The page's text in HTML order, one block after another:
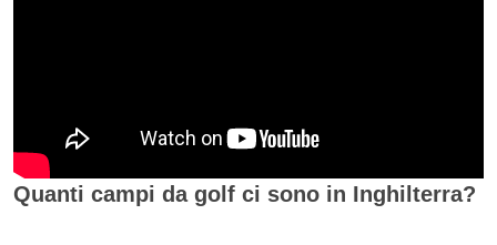
Quanti campi da golf ci sono in Inghilterra?